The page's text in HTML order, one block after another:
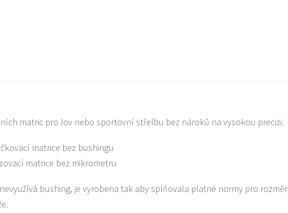
matric pro lov nebo sportovní střelbu bez nároků na vysokou precizi.
matrice bez bushingu
bez mikrometru
bushing, je vyrobena tak aby splňovala platné normy pro rozměr